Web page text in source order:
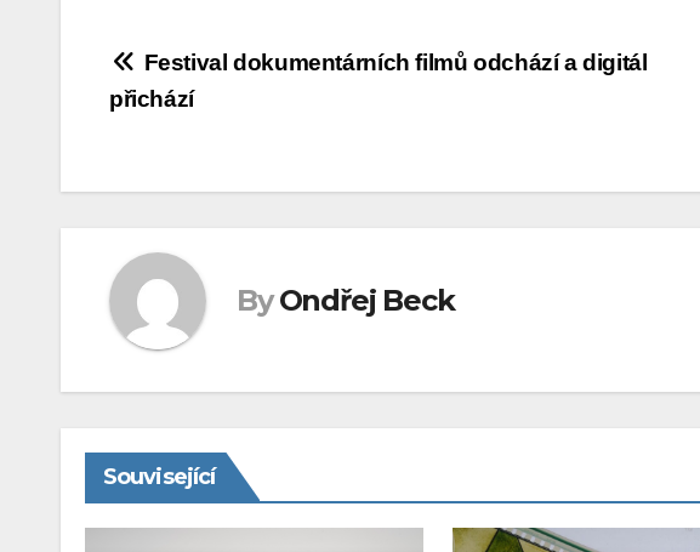
Navigace
pro
Festival dokumentárních filmů odchází a digitál
přichází
By Ondřej Beck
Související